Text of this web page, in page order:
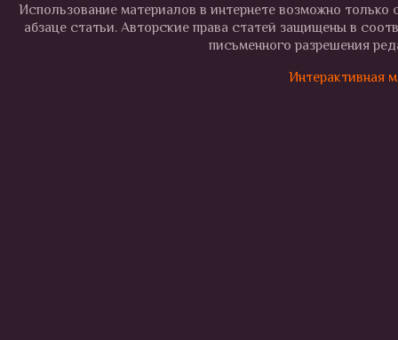
Использование материалов в интернете возможно
абзаце статьи. Авторские права статей защищены в
письменного разрешения
Интерактивная